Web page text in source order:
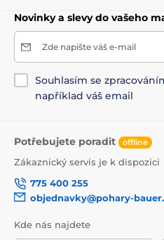
Novinky a slevy do vašeho
Zde napište váš e-mail
Souhlasím se
například váš email
Potřebujete poradit offline
Zákaznický servis je k dispozici
775 400 255
objednavky@pohary-
Kde nás najdete